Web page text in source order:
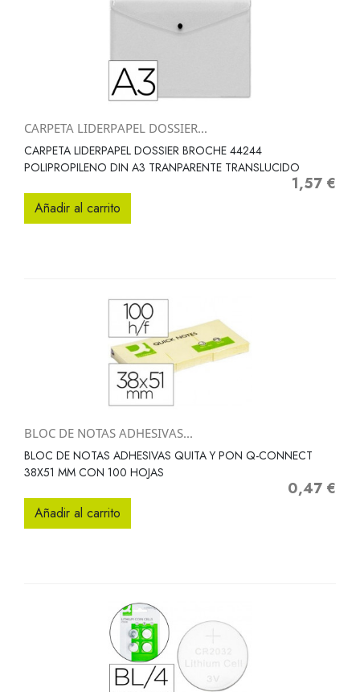
CARPETA LIDERPAPEL DOSSIER...
CARPETA LIDERPAPEL DOSSIER BROCHE 44244
POLIPROPILENO DIN A3 TRANPARENTE TRANSLUCIDO
Precio
1,57 €
Añadir al carrito
BLOC DE NOTAS ADHESIVAS...
BLOC DE NOTAS ADHESIVAS QUITA Y PON Q-CONNECT
38X51 MM CON 100 HOJAS
Precio
0,47 €
Añadir al carrito